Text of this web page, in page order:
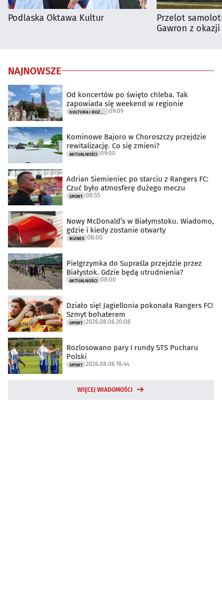
Podlaska Oktawa Kultur
Przelot
Gawron z
NAJNOWSZE
Od koncertów po święto chleba. Tak
zapowiada się weekend w regionie
KULTURA I ROZRYWKA 09:09
Kominowe Bajoro w Choroszczy przejdzie
rewitalizację. Co się zmieni?
AKTUALNOŚCI 09:00
Adrian Siemieniec po starciu z Rangers FC:
Czuć było atmosferę dużego meczu
SPORT 08:55
Nowy McDonald’s w Białymstoku. Wiadomo,
gdzie i kiedy zostanie otwarty
BIZNES 08:00
Pielgrzymka do Supraśla przejdzie przez
Białystok. Gdzie będą utrudnienia?
AKTUALNOŚCI 08:00
Działo się! Jagiellonia pokonała Rangers FC!
Szmyt bohaterem
SPORT 2026.08.06 20:08
Rozlosowano pary I rundy STS Pucharu
Polski
SPORT 2026.08.06 18:44
WIĘCEJ WIADOMOŚCI